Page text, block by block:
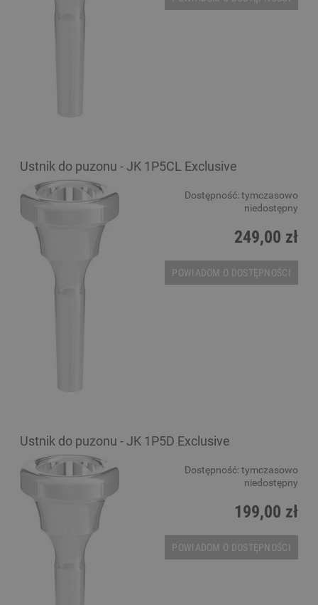
Ustnik do puzonu - JK 1P5CL Exclusive
Dostępność: tymczasowo
niedostępny
249,00 zł
POWIADOM O DOSTĘPNOŚCI
Ustnik do puzonu - JK 1P5D Exclusive
Dostępność: tymczasowo
niedostępny
199,00 zł
POWIADOM O DOSTĘPNOŚCI